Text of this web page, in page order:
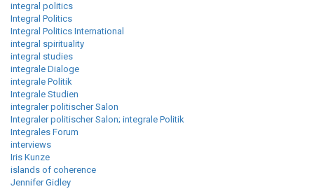
integral politics
Integral Politics
Integral Politics International
integral spirituality
integral studies
integrale Dialoge
integrale Politik
Integrale Studien
integraler politischer Salon
Integraler politischer Salon; integrale Politik
Integrales Forum
interviews
Iris Kunze
islands of coherence
Jennifer Gidley